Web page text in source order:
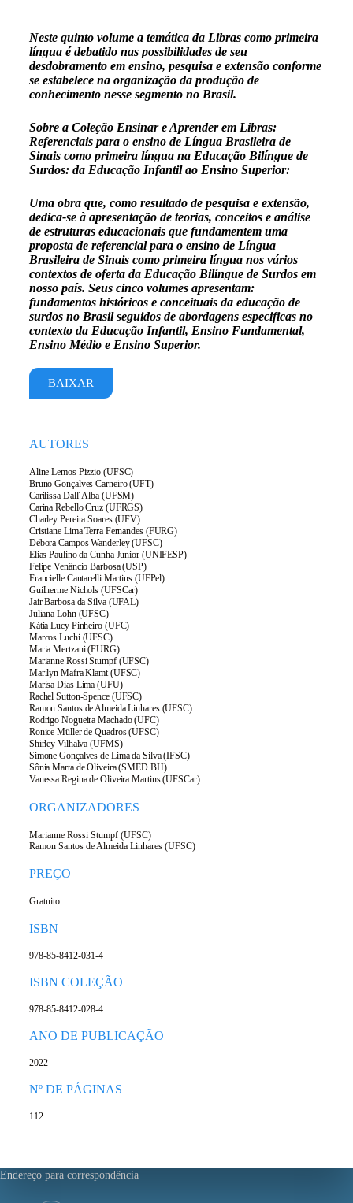
Neste quinto volume a temática da Libras como primeira
língua é debatido nas possibilidades de seu
desdobramento em ensino, pesquisa e extensão conforme
se estabelece na organização da produção de
conhecimento nesse segmento no Brasil.
Sobre a Coleção Ensinar e Aprender em Libras:
Referenciais para o ensino de Língua Brasileira de
Sinais como primeira língua na Educação Bilíngue de
Surdos: da Educação Infantil ao Ensino Superior:
Uma obra que, como resultado de pesquisa e extensão,
dedica-se à apresentação de teorias, conceitos e análise
de estruturas educacionais que fundamentem uma
proposta de referencial para o ensino de Língua
Brasileira de Sinais como primeira língua nos vários
contextos de oferta da Educação Bilíngue de Surdos em
nosso país. Seus cinco volumes apresentam:
fundamentos históricos e conceituais da educação de
surdos no Brasil seguidos de abordagens especificas no
contexto da Educação Infantil, Ensino Fundamental,
Ensino Médio e Ensino Superior.
BAIXAR
AUTORES
Aline Lemos Pizzio (UFSC)
Bruno Gonçalves Carneiro (UFT)
Carilissa Dall´Alba (UFSM)
Carina Rebello Cruz (UFRGS)
Charley Pereira Soares (UFV)
Cristiane Lima Terra Fernandes (FURG)
Débora Campos Wanderley (UFSC)
Elias Paulino da Cunha Junior (UNIFESP)
Felipe Venâncio Barbosa (USP)
Francielle Cantarelli Martins (UFPel)
Guilherme Nichols (UFSCar)
Jair Barbosa da Silva (UFAL)
Juliana Lohn (UFSC)
Kátia Lucy Pinheiro (UFC)
Marcos Luchi (UFSC)
Maria Mertzani (FURG)
Marianne Rossi Stumpf (UFSC)
Marilyn Mafra Klamt (UFSC)
Marisa Dias Lima (UFU)
Rachel Sutton-Spence (UFSC)
Ramon Santos de Almeida Linhares (UFSC)
Rodrigo Nogueira Machado (UFC)
Ronice Müller de Quadros (UFSC)
Shirley Vilhalva (UFMS)
Simone Gonçalves de Lima da Silva (IFSC)
Sônia Marta de Oliveira (SMED BH)
Vanessa Regina de Oliveira Martins (UFSCar)
ORGANIZADORES
Marianne Rossi Stumpf (UFSC)
Ramon Santos de Almeida Linhares (UFSC)
PREÇO
Gratuito
ISBN
978-85-8412-031-4
ISBN COLEÇÃO
978-85-8412-028-4
ANO DE PUBLICAÇÃO
2022
Nº DE PÁGINAS
112
Endereço para correspondência